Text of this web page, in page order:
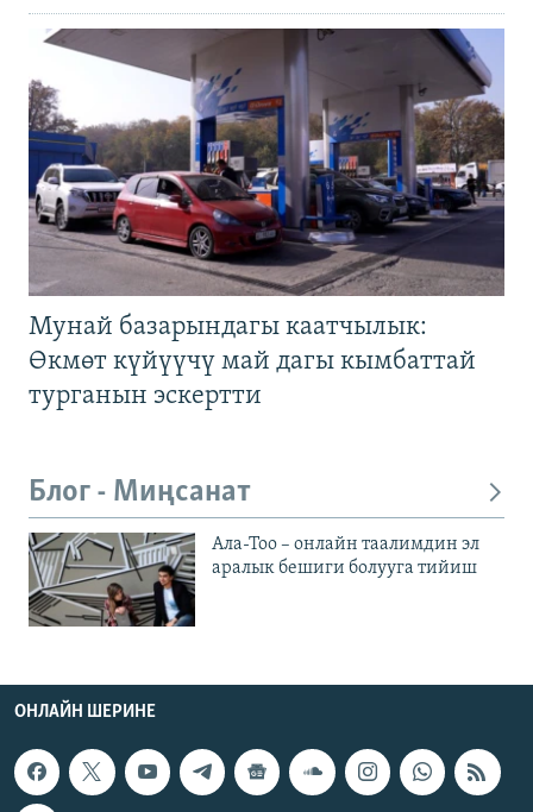
Мунай базарындагы каатчылык:
Өкмөт күйүүчү май дагы кымбаттай
турганын эскертти
Блог - Миңсанат
Ала-Тоо – онлайн таалимдин эл
аралык бешиги болууга тийиш
ОНЛАЙН ШЕРИНЕ